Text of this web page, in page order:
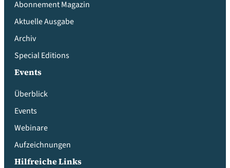
Abonnement Magazin
Aktuelle Ausgabe
Archiv
Special Editions
Events
Überblick
Events
Webinare
Aufzeichnungen
Hilfreiche Links